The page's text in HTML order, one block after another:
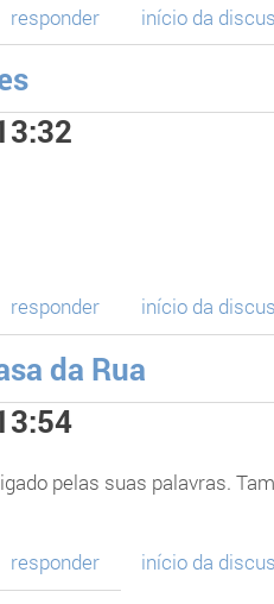
responder início da
responder início da
da Rua
pelas suas palavras.
responder início da